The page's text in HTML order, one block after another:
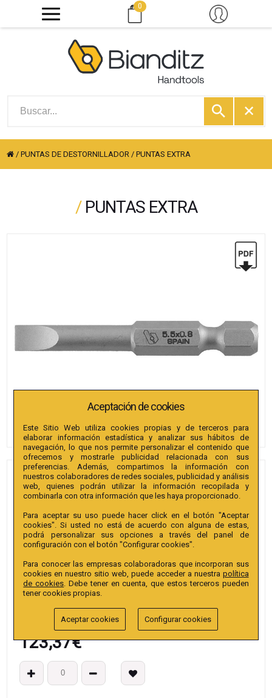
0
/PUNTAS DE DESTORNILLADOR /PUNTAS EXTRA
/ PUNTAS EXTRA
PUNTAS BIANDITZ RECTA 8 X
1.6 X 50MM 1/4" EXTRA 25U.
Referencia:239080
Colección:Punta Recta 50mm 1/4" Extra.
EAN13:
123,37€
Aceptación de cookies
Este Sitio Web utiliza cookies propias y de terceros para
elaborar información estadística y analizar sus hábitos de
navegación, lo que nos permite personalizar el contenido que
ofrecemos y mostrarle publicidad relacionada con sus
preferencias. Además, compartimos la información con
nuestros colaboradores de redes sociales, publicidad y análisis
web, quienes podrán utilizar la información recopilada y
combinarla con otra información que les haya proporcionado.
Para aceptar su uso puede hacer click en el botón "Aceptar
cookies". Si usted no está de acuerdo con alguna de estas,
podrá personalizar sus opciones a través del panel de
configuración con el botón "Configurar cookies".
Para conocer las empresas colaboradoras que incorporan sus
cookies en nuestro sitio web, puede acceder a nuestra política
de cookies . Debe tener en cuenta, que estos terceros pueden
tener cookies propias.
Aceptar cookies Configurar cookies